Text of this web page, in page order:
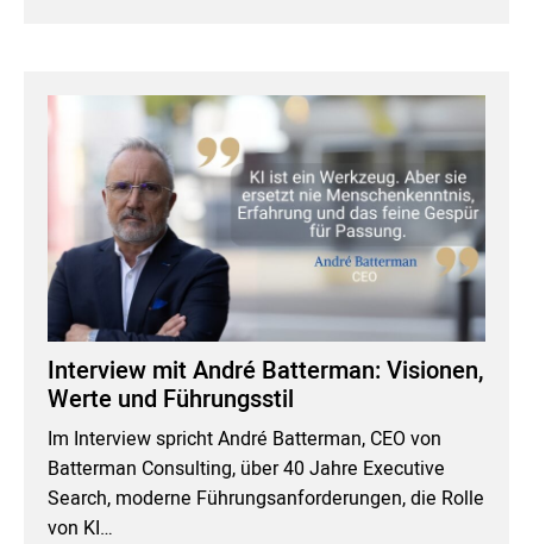
Interview mit André Batterman: Visionen,
Werte und Führungsstil
Im Interview spricht André Batterman, CEO von
Batterman Consulting, über 40 Jahre Executive
Search, moderne Führungsanforderungen, die Rolle
von KI…